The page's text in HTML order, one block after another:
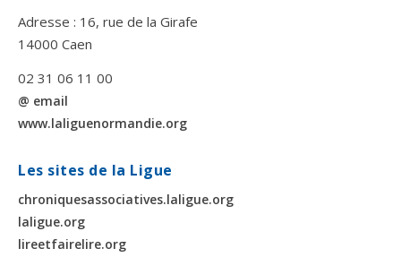
Adresse : 16, rue de la Girafe
14000 Caen
02 31 06 11 00
@ email
www.laliguenormandie.org
Les sites de la Ligue
chroniquesassociatives.laligue.org
laligue.org
lireetfairelire.org